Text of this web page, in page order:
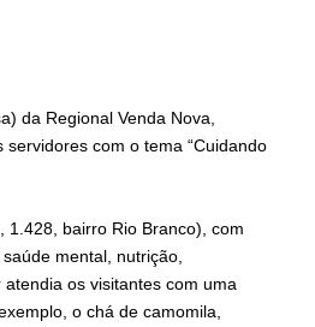
da Regional Venda Nova,
com o tema “Cuidando
1.428, bairro Rio Branco), com
mental, nutrição,
os visitantes com uma
o chá de camomila,